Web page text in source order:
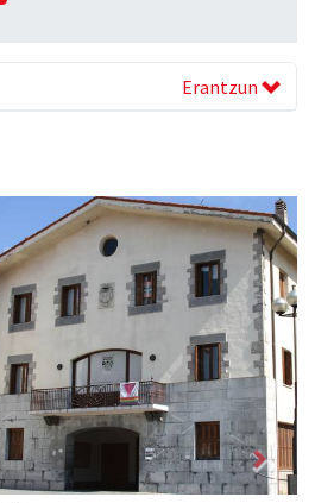
Erantzun
Next